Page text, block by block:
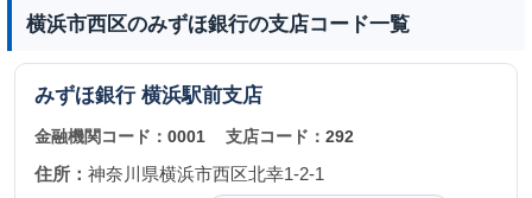
横浜市西区のみずほ銀行の支店コード一覧
みずほ銀行 横浜駅前支店
金融機関コード： 0001 支店コード：292
住所： 神奈川県横浜市西区北幸1-2-1